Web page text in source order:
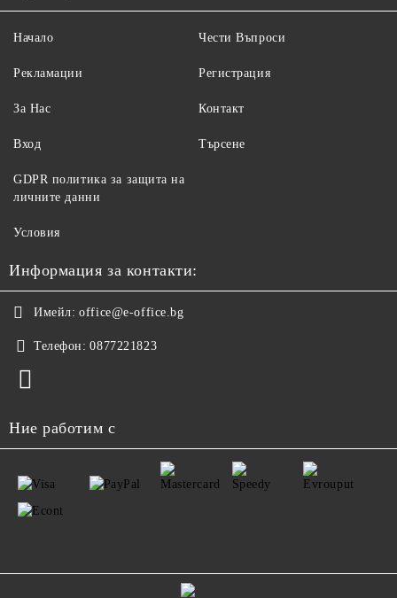
Начало
Рекламации
За Нас
Вход
Чести Въпроси
Регистрация
Контакт
Търсене
GDPR политика за защита на
личните данни
Условия
Информация за контакти:
Имейл: office@e-office.bg
Телефон: 0877221823
Ние работим с